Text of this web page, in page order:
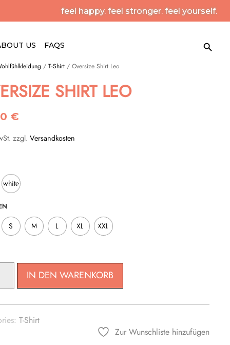
feel happy. feel stronger. feel yourself.
US FAQS Search
for:
/ T-Shirt/ Oversize Shirt Leo
SHIRT LEO
€
zzgl. Versandkosten
white
S M L XL XXL
IN DEN WARENKORB
T-Shirt
Zur Wunschliste hinzufügen